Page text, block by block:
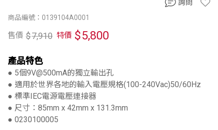
商品編號：0139104A0001
售價 $7,910 特價 $5,800
產品特色
● 5個9V@500mA的獨立輸出孔
● 適用於世界各地的輸入電壓規格(100-240Vac)50/60Hz
● 標準IEC電源電壓連接器
● 尺寸：85mm x 42mm x 131.3mm
● 0230100005
詢問